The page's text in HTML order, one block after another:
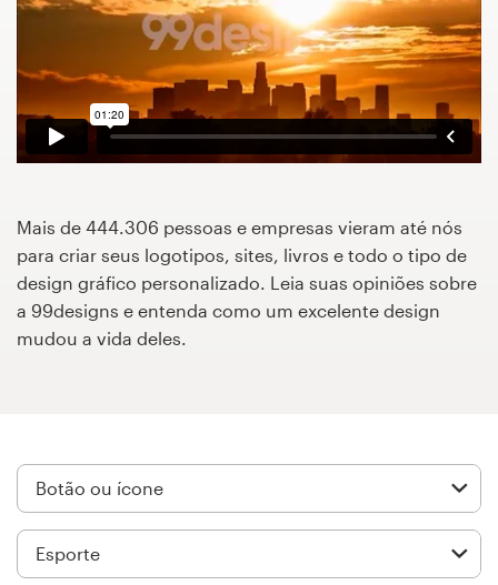
Mais de 444.306 pessoas e empresas vieram até nós
para criar seus logotipos, sites, livros e todo o tipo de
design gráfico personalizado. Leia suas opiniões sobre
a 99designs e entenda como um excelente design
mudou a vida deles.
Projetos 1-para-1
Encontre um designer
Veja inspirações
99designs Pro
Design de logotipos
Cartão de visita